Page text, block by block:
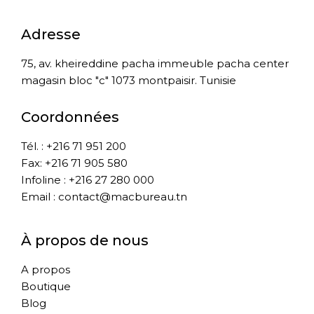
Adresse
75, av. kheireddine pacha immeuble pacha center
magasin bloc "c" 1073 montpaisir. Tunisie
Coordonnées
Tél. : +216 71 951 200
Fax: +216 71 905 580
Infoline : +216 27 280 000
Email : contact@macbureau.tn
À propos de nous
A propos
Boutique
Blog